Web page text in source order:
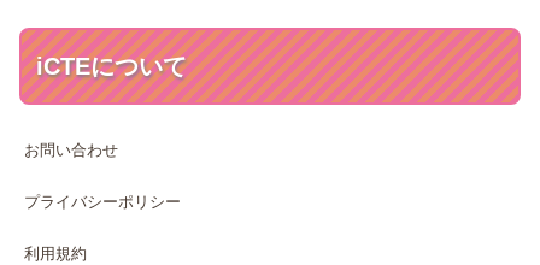
iCTEについて
お問い合わせ
プライバシーポリシー
利用規約